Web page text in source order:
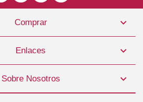
Perro Multiprotein Saco 3 Kg. Alpha
Spirit
29,99 €
COMPRAR
Comprar 
Enlaces 
Sobre Nosotros 